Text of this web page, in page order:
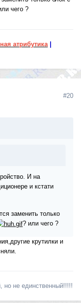
чего ?
атрибутика|
#20
И на
и кстати
заменить только
? или чего ?
крутилки и
но не единственный!!!!!